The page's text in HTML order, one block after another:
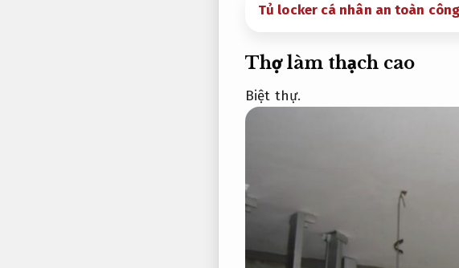
Tủ locker cá nhân an toàn
Thợ làm thạch cao
Biệt thự.